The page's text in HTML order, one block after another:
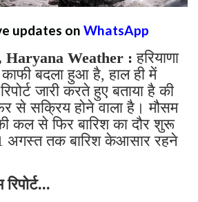
updates on WhatsApp
Haryana Weather :हरियाणा
बदला हुआ है, हाल ही में
जारी करते हुए बताया है की
से सक्रिय होने वाला है। मौसम
कल से फिर बारिश का दौर शुरू
अगस्त तक बारिश केआसार रहने